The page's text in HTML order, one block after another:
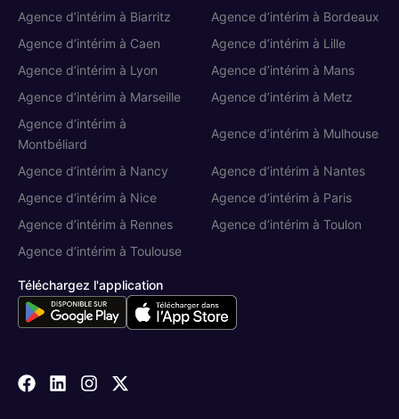
Cookies
On aimerait bien vous accompagner
pendant votre visite... C'est OK pour
'Gérer les cookies' situé dans le pied de page.
Lire la politique de confidentialité
Voici nos cookies !
Agence d’intérim à Biarritz
Agence d’intérim à Bordeaux
Agence d’intérim à Caen
Agence d’intérim à Lille
Agence d’intérim à Lyon
Agence d’intérim à Mans
Agence d’intérim à Marseille
Agence d’intérim à Metz
Agence d’intérim à
Montbéliard
Agence d’intérim à Mulhouse
Agence d’intérim à Nancy
Agence d’intérim à Nantes
Agence d’intérim à Nice
Agence d’intérim à Paris
Agence d’intérim à Rennes
Agence d’intérim à Toulon
Agence d’intérim à Toulouse
Téléchargez l'application